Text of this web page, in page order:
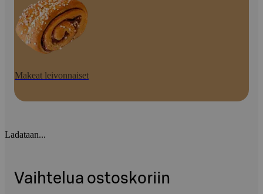
Makeat leivonnaiset
Ladataan...
Vaihtelua ostoskoriin